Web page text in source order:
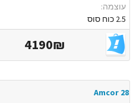
עוצמה:
2.5 כוח סוס
4190₪
Amcor 28